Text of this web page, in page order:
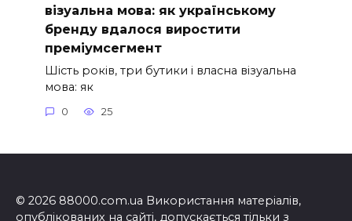
візуальна мова: як українському
бренду вдалося виростити
преміумсегмент
Шість років, три бутики і власна візуальна
мова: як
0 25
© 2026 88000.com.ua Використання матеріалів,
опублікованих на сайті, допускається тільки з